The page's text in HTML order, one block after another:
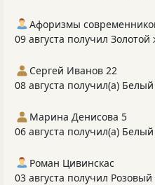
Афоризмы
09 августа получил
Сергей Иванов 22
08 августа получил(а)
Марина Денисова 5
06 августа получил(а)
Роман Цивинскас
03 августа получил